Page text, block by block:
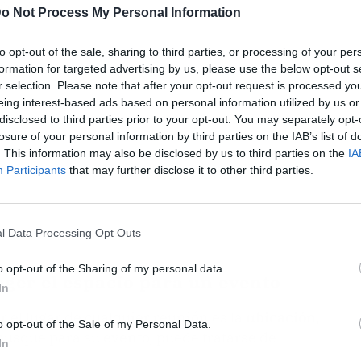
Not Process My Personal Information
opt-out of the sale, sharing to third parties, or processing of your
for targeted advertising by us, please use the below opt-out
selection. Please note that after your opt-out request is processed
interest-based ads based on personal information utilized by us
to third parties prior to your opt-out. You may separately
of your personal information by third parties on the IAB’s list of
This information may also be disclosed by us to third parties on the
Participants that may further disclose it to other third parties.
Data Processing Opt Outs
opt-out of the Sharing of my personal data.
opt-out of the Sale of my Personal Data.
el espacio para un evento
lugar de cualquier reunión es la
para su evento, puede tratarse de